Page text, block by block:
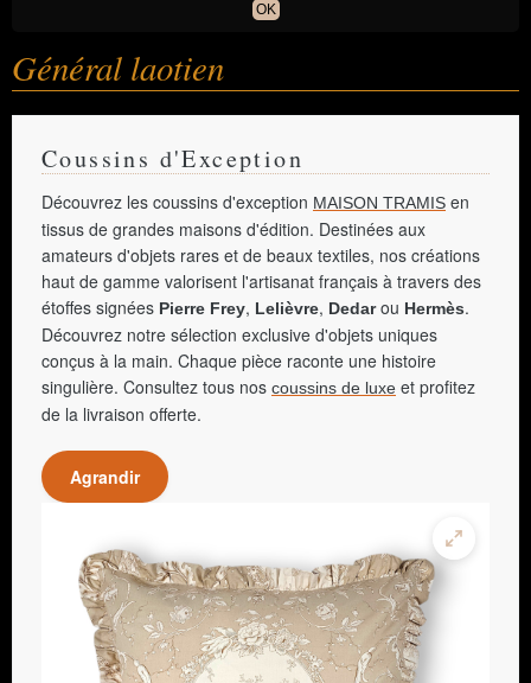
OK
Général laotien
Coussins d'Exception
Découvrez les coussins d'exception MAISON TRAMIS en
tissus de grandes maisons d'édition. Destinées aux
amateurs d'objets rares et de beaux textiles, nos créations
haut de gamme valorisent l'artisanat français à travers des
étoffes signées Pierre Frey, Lelièvre, Dedarou Hermès.
Découvrez notre sélection exclusive d'objets uniques
conçus à la main. Chaque pièce raconte une histoire
singulière. Consultez tous nos coussins de luxe et profitez
de la livraison offerte.
Agrandir